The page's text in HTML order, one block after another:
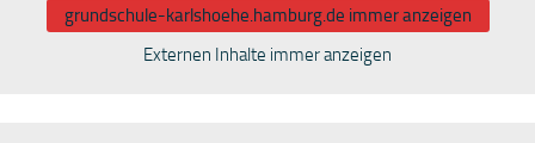
grundschule-karlshoehe.hamburg.de immer anzeigen
Externen Inhalte immer anzeigen